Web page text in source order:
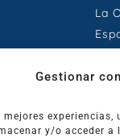
Gestionar
mejores
y/o acceder
La